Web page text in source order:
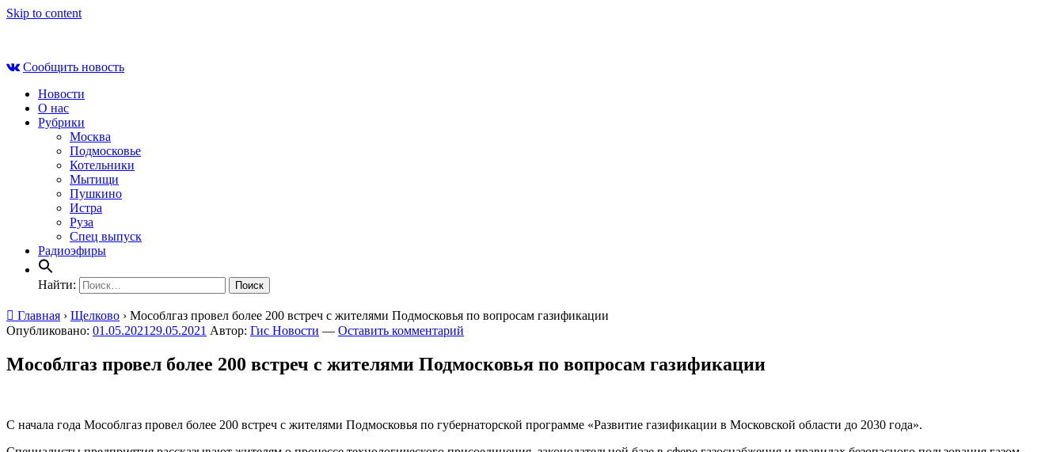
Skip to content
Сообщить новость
Новости
О нас
Рубрики
Москва
Подмосковье
Котельники
Мытищи
Пушкино
Истра
Руза
Спец выпуск
Радиоэфиры
Найти:
Главная › Щелково › Мособлгаз провел более 200 встреч с жителями Подмосковья по вопросам газификации
Опубликовано: 01.05.2021 29.05.2021 Автор: Гис Новости — Оставить комментарий
Мособлгаз провел более 200 встреч с жителями Подмосковья по вопросам газификации
С начала года Мособлгаз провел более 200 встреч с жителями Подмосковья по губернаторской программе «Развитие газификации в Московской области до 2030 года».